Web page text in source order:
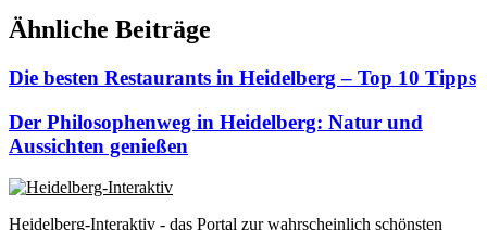
Ähnliche Beiträge
Die besten Restaurants in Heidelberg – Top 10 Tipps
Der Philosophenweg in Heidelberg: Natur und
Aussichten genießen
Heidelberg-Interaktiv - das Portal zur wahrscheinlich schönsten